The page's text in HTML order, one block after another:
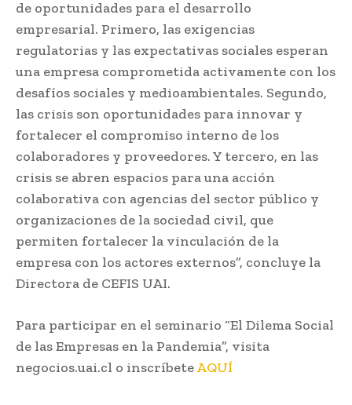
de oportunidades para el desarrollo
empresarial. Primero, las exigencias
regulatorias y las expectativas sociales esperan
una empresa comprometida activamente con los
desafíos sociales y medioambientales. Segundo,
las crisis son oportunidades para innovar y
fortalecer el compromiso interno de los
colaboradores y proveedores. Y tercero, en las
crisis se abren espacios para una acción
colaborativa con agencias del sector público y
organizaciones de la sociedad civil, que
permiten fortalecer la vinculación de la
empresa con los actores externos”, concluye la
Directora de CEFIS UAI.
Para participar en el seminario “El Dilema Social
de las Empresas en la Pandemia”, visita
negocios.uai.cl o inscríbeteAQUÍ